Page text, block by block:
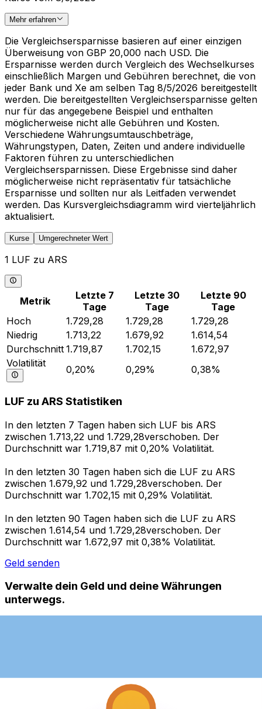
Mehr erfahren
Die Vergleichsersparnisse basieren auf einer einzigen
Überweisung von GBP 20,000 nach USD. Die
Ersparnisse werden durch Vergleich des Wechselkurses
einschließlich Margen und Gebühren berechnet, die von
jeder Bank und Xe am selben Tag 8/5/2026 bereitgestellt
werden. Die bereitgestellten Vergleichsersparnisse gelten
nur für das angegebene Beispiel und enthalten
möglicherweise nicht alle Gebühren und Kosten.
Verschiedene Währungsumtauschbeträge,
Währungstypen, Daten, Zeiten und andere individuelle
Faktoren führen zu unterschiedlichen
Vergleichsersparnissen. Diese Ergebnisse sind daher
möglicherweise nicht repräsentativ für tatsächliche
Ersparnisse und sollten nur als Leitfaden verwendet
werden. Das Kursvergleichsdiagramm wird vierteljährlich
aktualisiert.
Kurse Umgerechneter Wert
1 LUF zu ARS
Metrik
Letzte 7
Tage
Letzte 30
Tage
Letzte 90
Tage
Hoch
1.729,28 1.729,28
1.729,28
Niedrig
1.713,22 1.679,92
1.614,54
Durchschnitt 1.719,87 1.702,15
1.672,97
Volatilität
0,20% 0,29% 0,38%
LUF zu ARS Statistiken
In den letzten 7 Tagen haben sich LUF bis ARS
zwischen 1.713,22 und 1.729,28verschoben. Der
Durchschnitt war 1.719,87 mit 0,20% Volatilität.
In den letzten 30 Tagen haben sich die LUF zu ARS
zwischen 1.679,92 und 1.729,28verschoben. Der
Durchschnitt war 1.702,15 mit 0,29% Volatilität.
In den letzten 90 Tagen haben sich die LUF zu ARS
zwischen 1.614,54 und 1.729,28verschoben. Der
Durchschnitt war 1.672,97 mit 0,38% Volatilität.
Geld senden
Verwalte dein Geld und deine Währungen
unterwegs.